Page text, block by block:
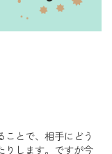
ことで、相手にどう
りします。ですが今